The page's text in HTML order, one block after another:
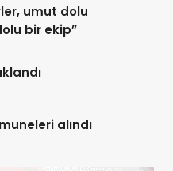
umut dolu
bir ekip”
alındı